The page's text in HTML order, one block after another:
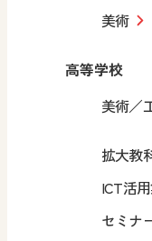
美術
高等学校
美術／
拡大教
ICT活
セミナ